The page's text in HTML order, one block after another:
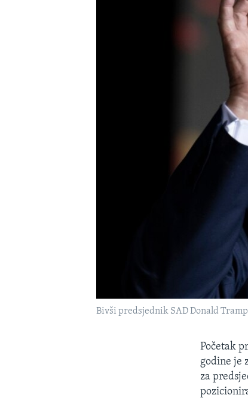
Bivši predsjednik SAD Donald
Početak
godine je
za